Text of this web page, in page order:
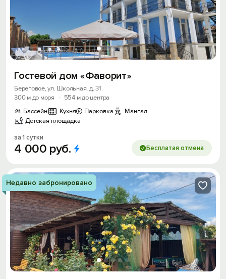
Гостевой дом «Фаворит»
Береговое, ул. Школьная, д. 31
300 м до моря
·
554 м до центра
Бассейн
Кухня Парковка
Мангал
Детская площадка
за 1 сутки
4 000 руб. Бесплатая отмена
Недавно забронировано